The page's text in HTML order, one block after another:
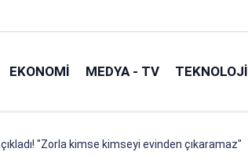
EKONOMI MEDYA - TV TEKNOLOJI
"Zorla kimse kimseyi evinden çıkaramaz"